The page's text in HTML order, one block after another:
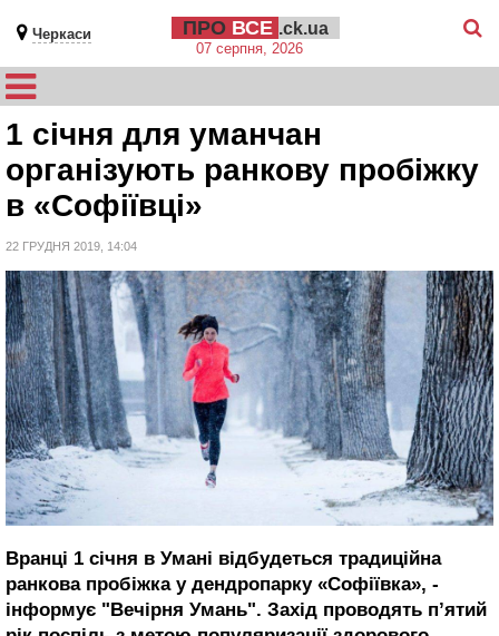
Черкаси ПРО ВСЕ .ck.ua
07 серпня, 2026
1 січня для уманчан
організують ранкову пробіжку
в «Софіївці»
22 ГРУДНЯ 2019, 14:04
Вранці 1 січня в Умані відбудеться традиційна
ранкова пробіжка у дендропарку «Софіївка», -
інформує "Вечірня Умань". Захід проводять п’ятий